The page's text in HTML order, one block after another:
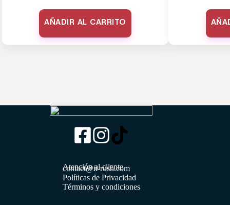
AÑADIR AL CARRITO
Atención al cliente
contact@it-rush.com
Políticas de Privacidad
Términos y condiciones